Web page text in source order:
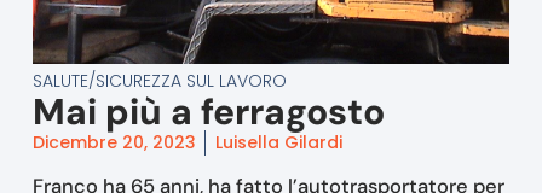
SALUTE/SICUREZZA SUL LAVORO
Mai più a ferragosto
Dicembre 20, 2023 Luisella Gilardi
Franco ha 65 anni, ha fatto l’autotrasportatore per